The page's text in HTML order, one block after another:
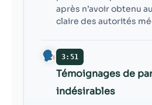
après n’avoir obtenu
claire des autorités
3:51
Témoignages de
indésirables